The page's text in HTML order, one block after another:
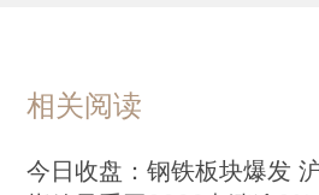
相关阅读
今日收盘：钢铁板块爆发